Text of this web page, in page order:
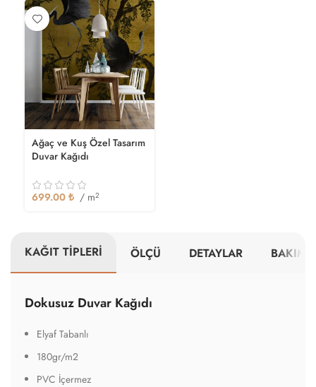
Ağaç ve Kuş Özel Tasarım
Duvar Kağıdı
699.00 ₺ / m2
KAĞIT TİPLERİ ÖLÇÜ DETAYLAR BAKIM
Dokusuz Duvar Kağıdı
Elyaf Tabanlı
180gr/m2
PVC İçermez